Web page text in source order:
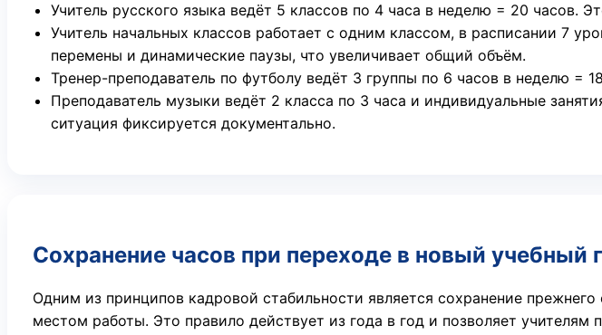
Учитель русского языка ведёт 5 классов по 4 часа в неделю = 20 часов.
Учитель начальных классов работает с одним классом, в расписании 7
перемены и динамические паузы, что увеличивает общий объём.
Тренер-преподаватель по футболу ведёт 3 группы по 6 часов в неделю =
Преподаватель музыки ведёт 2 класса по 3 часа и индивидуальные
ситуация фиксируется документально.
Сохранение часов при переходе в новый учебный
Одним из принципов кадровой стабильности является сохранение
местом работы. Это правило действует из года в год и позволяет учителям